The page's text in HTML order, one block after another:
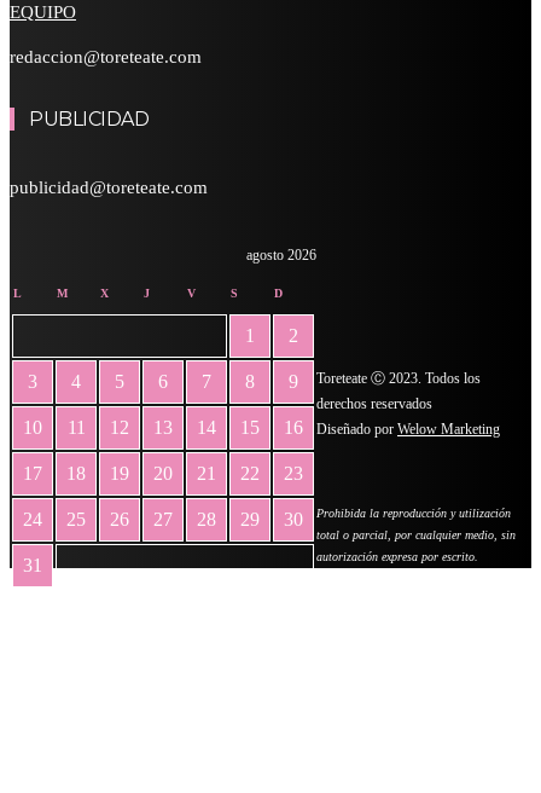
EQUIPO
redaccion@toreteate.com
PUBLICIDAD
publicidad@toreteate.com
agosto 2026
L M X J V S D
1 2
3 4 5 6 7 8 9
10 11 12 13 14 15 16
17 18 19 20 21 22 23
24 25 26 27 28 29 30
31
Toreteate Ⓒ 2023. Todos los
derechos reservados
Diseñado por Welow Marketing
Prohibida la reproducción y utilización
total o parcial, por cualquier medio, sin
autorización expresa por escrito.